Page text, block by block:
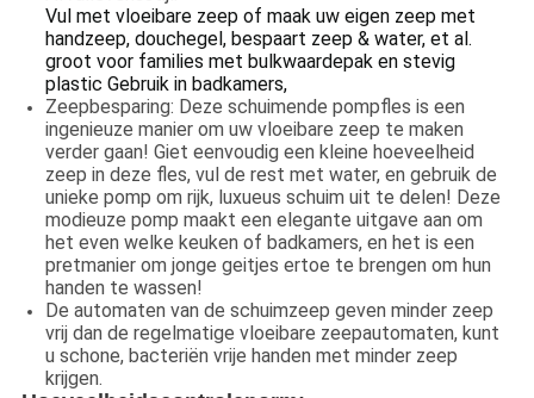
Vul met vloeibare zeep of maak uw eigen zeep met
handzeep, douchegel, bespaart zeep & water, et al.
groot voor families met bulkwaardepak en stevig
plastic Gebruik in badkamers,
Zeepbesparing: Deze schuimende pompfles is een
ingenieuze manier om uw vloeibare zeep te maken
verder gaan! Giet eenvoudig een kleine hoeveelheid
zeep in deze fles, vul de rest met water, en gebruik de
unieke pomp om rijk, luxueus schuim uit te delen! Deze
modieuze pomp maakt een elegante uitgave aan om
het even welke keuken of badkamers, en het is een
pretmanier om jonge geitjes ertoe te brengen om hun
handen te wassen!
De automaten van de schuimzeep geven minder zeep
vrij dan de regelmatige vloeibare zeepautomaten, kunt
u schone, bacteriën vrije handen met minder zeep
krijgen.